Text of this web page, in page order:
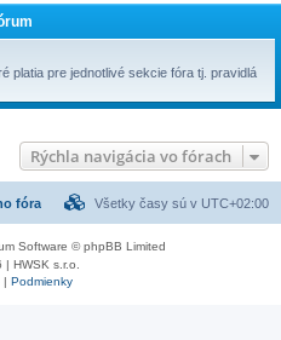
platia pre jednotlivé sekcie fóra tj. pravidlá
Rýchla navigácia vo fórach
fóra Všetky časy sú v UTC+02:00
Software © phpBB Limited
HWSK s.r.o.
| Podmienky